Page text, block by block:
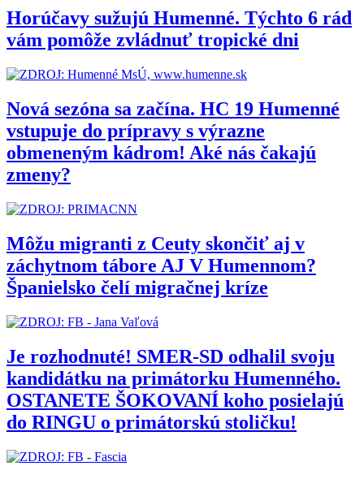
Horúčavy sužujú Humenné. Týchto 6 rád
vám pomôže zvládnuť tropické dni
Nová sezóna sa začína. HC 19 Humenné
vstupuje do prípravy s výrazne
obmeneným kádrom! Aké nás čakajú
zmeny?
Môžu migranti z Ceuty skončiť aj v
záchytnom tábore AJ V Humennom?
Španielsko čelí migračnej kríze
Je rozhodnuté! SMER-SD odhalil svoju
kandidátku na primátorku Humenného.
OSTANETE ŠOKOVANÍ koho posielajú
do RINGU o primátorskú stoličku!